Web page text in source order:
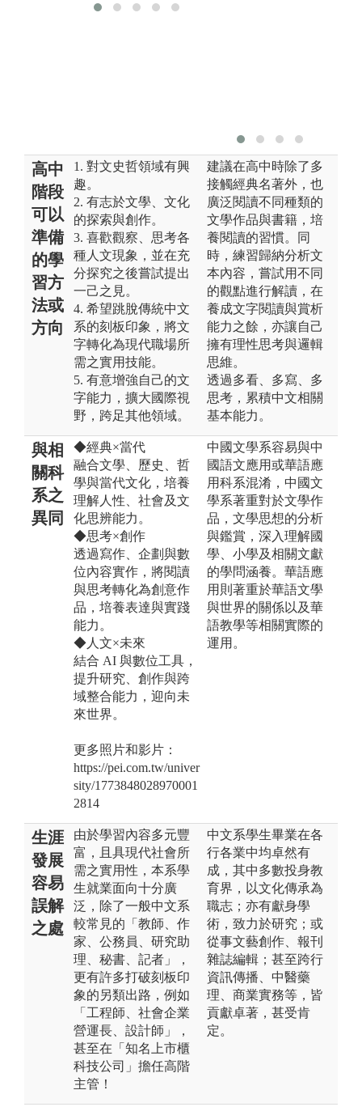
高中
階段
可以
準備
的學
習方
法或
方向
1. 對文史哲領域有興
趣。
2. 有志於文學、文化
的探索與創作。
3. 喜歡觀察、思考各
種人文現象，並在充
分探究之後嘗試提出
一己之見。
4. 希望跳脫傳統中文
系的刻板印象，將文
字轉化為現代職場所
需之實用技能。
5. 有意增強自己的文
字能力，擴大國際視
野，跨足其他領域。
建議在高中時除了多
接觸經典名著外，也
廣泛閱讀不同種類的
文學作品與書籍，培
養閱讀的習慣。同
時，練習歸納分析文
本內容，嘗試用不同
的觀點進行解讀，在
養成文字閱讀與賞析
能力之餘，亦讓自己
擁有理性思考與邏輯
思維。
透過多看、多寫、多
思考，累積中文相關
基本能力。
與相
關科
系之
異同
◆經典×當代
融合文學、歷史、哲
學與當代文化，培養
理解人性、社會及文
化思辨能力。
◆思考×創作
透過寫作、企劃與數
位內容實作，將閱讀
與思考轉化為創意作
品，培養表達與實踐
能力。
◆人文×未來
結合 AI 與數位工具，
提升研究、創作與跨
域整合能力，迎向未
來世界。
更多照片和影片：
https://pei.com.tw/univer
sity/1773848028970001
2814
中國文學系容易與中
國語文應用或華語應
用科系混淆，中國文
學系著重對於文學作
品，文學思想的分析
與鑑賞，深入理解國
學、小學及相關文獻
的學問涵養。華語應
用則著重於華語文學
與世界的關係以及華
語教學等相關實際的
運用。
生涯
發展
容易
誤解
之處
由於學習內容多元豐
富，且具現代社會所
需之實用性，本系學
生就業面向十分廣
泛，除了一般中文系
較常見的「教師、作
家、公務員、研究助
理、秘書、記者」，
更有許多打破刻板印
象的另類出路，例如
「工程師、社會企業
營運長、設計師」，
甚至在「知名上市櫃
科技公司」擔任高階
主管！
中文系學生畢業在各
行各業中均卓然有
成，其中多數投身教
育界，以文化傳承為
職志；亦有獻身學
術，致力於研究；或
從事文藝創作、報刊
雜誌編輯；甚至跨行
資訊傳播、中醫藥
理、商業實務等，皆
貢獻卓著，甚受肯
定。